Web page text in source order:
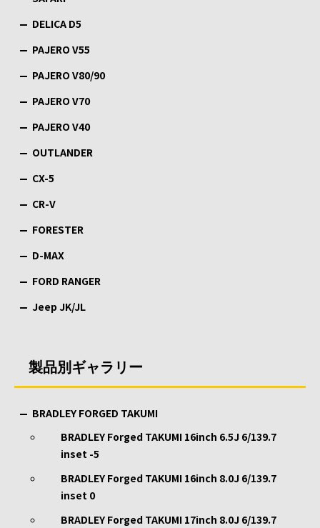
DELICA D5
PAJERO V55
PAJERO V80/90
PAJERO V70
PAJERO V40
OUTLANDER
CX-5
CR-V
FORESTER
D-MAX
FORD RANGER
Jeep JK/JL
製品別ギャラリー
BRADLEY FORGED TAKUMI
BRADLEY Forged TAKUMI 16inch 6.5J 6/139.7
inset -5
BRADLEY Forged TAKUMI 16inch 8.0J 6/139.7
inset 0
BRADLEY Forged TAKUMI 17inch 8.0J 6/139.7